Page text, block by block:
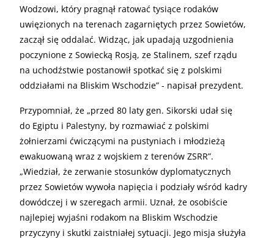
Wodzowi, który pragnął ratować tysiące rodaków
uwięzionych na terenach zagarniętych przez Sowietów,
zaczął się oddalać. Widząc, jak upadają uzgodnienia
poczynione z Sowiecką Rosją, ze Stalinem, szef rządu
na uchodźstwie postanowił spotkać się z polskimi
oddziałami na Bliskim Wschodzie” - napisał prezydent.
Przypomniał, że „przed 80 laty gen. Sikorski udał się
do Egiptu i Palestyny, by rozmawiać z polskimi
żołnierzami ćwiczącymi na pustyniach i młodzieżą
ewakuowaną wraz z wojskiem z terenów ZSRR”.
„Wiedział, że zerwanie stosunków dyplomatycznych
przez Sowietów wywoła napięcia i podziały wśród kadry
dowódczej i w szeregach armii. Uznał, że osobiście
najlepiej wyjaśni rodakom na Bliskim Wschodzie
przyczyny i skutki zaistniałej sytuacji. Jego misja służyła